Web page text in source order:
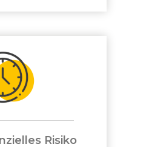
Risiko